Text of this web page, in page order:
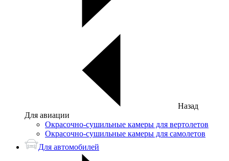
Назад
Для авиации
Окрасочно-сушильные камеры для вертолетов
Окрасочно-сушильные камеры для самолетов
Для автомобилей